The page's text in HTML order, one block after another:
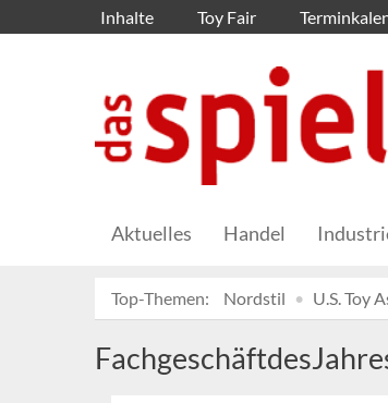
Inhalte Toy Fair
Aktuelles Handel
Top-Themen: Nordstil U.S. Toy